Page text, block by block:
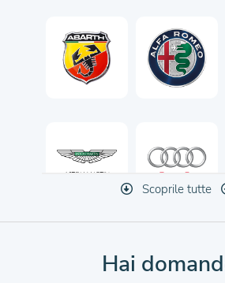
Scoprile tutte
Hai